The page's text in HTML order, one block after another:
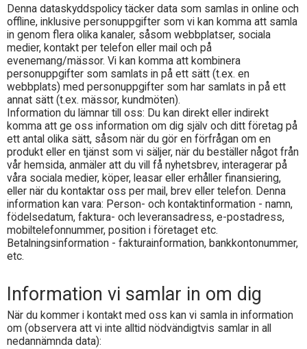
Denna dataskyddspolicy täcker data som samlas in online och
offline, inklusive personuppgifter som vi kan komma att samla
in genom flera olika kanaler, såsom webbplatser, sociala
medier, kontakt per telefon eller mail och på
evenemang/mässor. Vi kan komma att kombinera
personuppgifter som samlats in på ett sätt (t.ex. en
webbplats) med personuppgifter som har samlats in på ett
annat sätt (t.ex. mässor, kundmöten).
Information du lämnar till oss: Du kan direkt eller indirekt
komma att ge oss information om dig själv och ditt företag på
ett antal olika sätt, såsom när du gör en förfrågan om en
produkt eller en tjänst som vi säljer, när du beställer något från
vår hemsida, anmäler att du vill få nyhetsbrev, interagerar på
våra sociala medier, köper, leasar eller erhåller finansiering,
eller när du kontaktar oss per mail, brev eller telefon. Denna
information kan vara: Person- och kontaktinformation - namn,
födelsedatum, faktura- och leveransadress, e-postadress,
mobiltelefonnummer, position i företaget etc.
Betalningsinformation - fakturainformation, bankkontonummer,
etc.
Information vi samlar in om dig
När du kommer i kontakt med oss kan vi samla in information
om (observera att vi inte alltid nödvändigtvis samlar in all
nedannämnda data):